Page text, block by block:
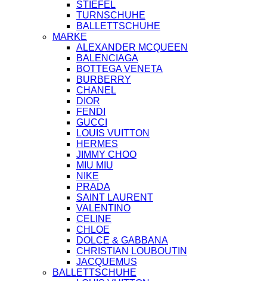
STIEFEL
TURNSCHUHE
BALLETTSCHUHE
MARKE
ALEXANDER MCQUEEN
BALENCIAGA
BOTTEGA VENETA
BURBERRY
CHANEL
DIOR
FENDI
GUCCI
LOUIS VUITTON
HERMES
JIMMY CHOO
MIU MIU
NIKE
PRADA
SAINT LAURENT
VALENTINO
CELINE
CHLOE
DOLCE & GABBANA
CHRISTIAN LOUBOUTIN
JACQUEMUS
BALLETTSCHUHE